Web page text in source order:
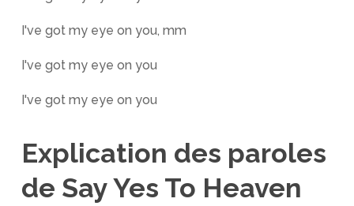
I've got my eye on you, mm
I've got my eye on you
I've got my eye on you
Explication des paroles
de Say Yes To Heaven